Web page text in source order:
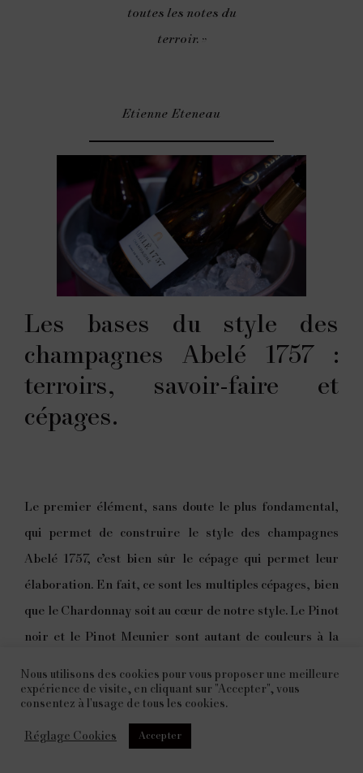
toutes les notes du
terroir. »
Etienne Eteneau
Les bases du style des
champagnes Abelé 1757 :
terroirs, savoir-faire et
cépages.
Le premier élément, sans doute le plus fondamental,
qui permet de construire le style des champagnes
Abelé 1757, c’est bien sûr le cépage qui permet leur
élaboration. En fait, ce sont les multiples cépages, bien
que le Chardonnay soit au cœur de notre style. Le Pinot
noir et le Pinot Meunier sont autant de couleurs à la
Nous utilisons des cookies pour vous proposer une meilleure
expérience de visite, en cliquant sur "Accepter", vous
consentez à l'usage de tous les cookies.
Réglage Cookies Accepter